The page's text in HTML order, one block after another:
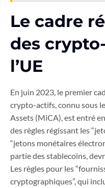
Le cadre
des
l’UE
En juin 2023, le premier
crypto-actifs, connu sous
Assets (MiCA), est entré
des règles régissant les
“jetons monétaires
partie des stablecoins,
Les règles pour les
cryptographiques”, qui